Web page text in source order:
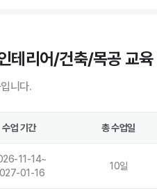
테리어/건축/목공 교육
니다.
수업 기간 총 수업일
11-14~
01-16
10일